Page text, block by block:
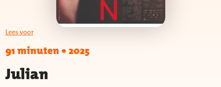
Lees voor
91 minuten•2025
Julian